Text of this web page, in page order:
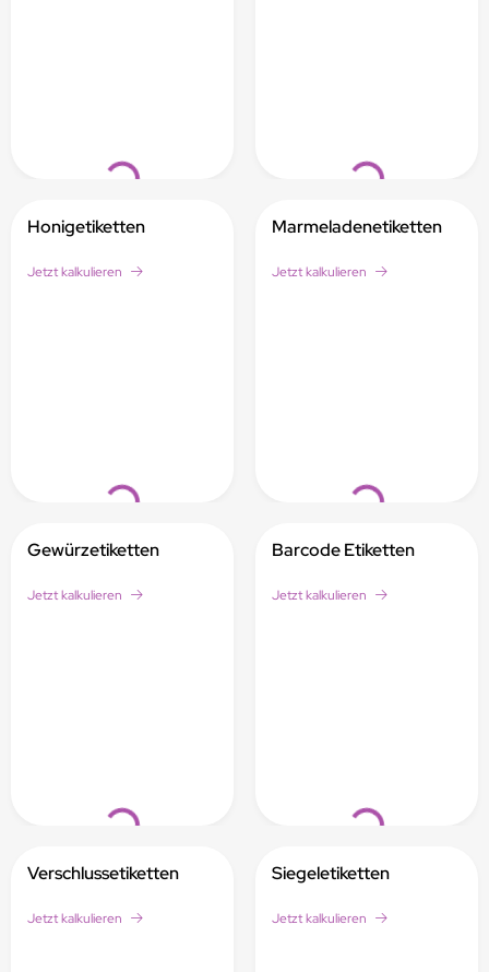
Loading... Loading...
Loading...
Honigetiketten
Jetzt kalkulieren
Loading...
Marmeladenetiketten
Jetzt kalkulieren
Loading...
Gewürzetiketten
Jetzt kalkulieren
Loading...
Barcode Etiketten
Jetzt kalkulieren
Verschlussetiketten
Jetzt kalkulieren
Siegeletiketten
Jetzt kalkulieren